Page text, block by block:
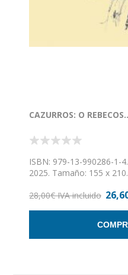
CAZURROS: O
ISBN: 979-13-990286-1-
2025. Tamaño: 155 x
solapas. // Volviendo
mucha incumbencia.
Corporación que
Cronista que acierte a
28,00€ IVA incluido